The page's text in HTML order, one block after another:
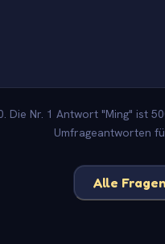
Die Nr. 1 Antwort "Ming" ist
Umfrageantworten
Alle